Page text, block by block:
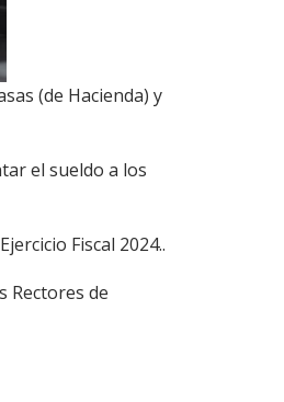
(de Hacienda) y
el sueldo a los
Fiscal 2024..
Rectores de